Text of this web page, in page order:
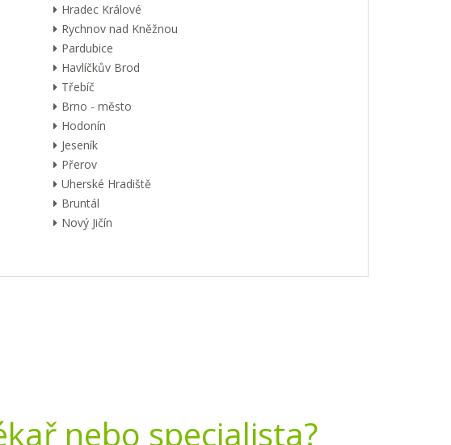
Hradec Králové
Rychnov nad Kněžnou
Pardubice
Havlíčkův Brod
Třebíč
Brno - město
Hodonín
Jeseník
Přerov
Uherské Hradiště
Bruntál
Nový Jičín
nebo specialista?